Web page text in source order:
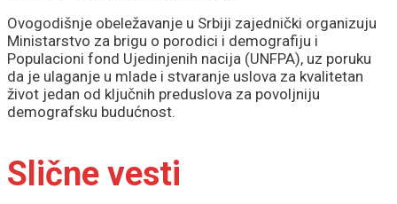
Ovogodišnje obeležavanje u Srbiji zajednički organizuju
Ministarstvo za brigu o porodici i demografiju i
Populacioni fond Ujedinjenih nacija (UNFPA), uz poruku
da je ulaganje u mlade i stvaranje uslova za kvalitetan
život jedan od ključnih preduslova za povoljniju
demografsku budućnost.
Slične vesti